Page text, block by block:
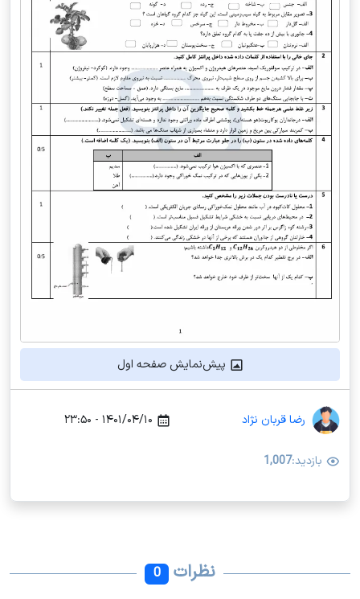
پیش‌نمایش صفحه اول
رضا قربان نژاد ۱۴۰۱/۰۴/۱۰ - ۲۳:۵۰
بازدید:1,007
نظرات 0